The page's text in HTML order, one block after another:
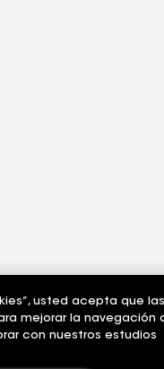
usted acepta que las
mejorar la navegación
con nuestros estudios